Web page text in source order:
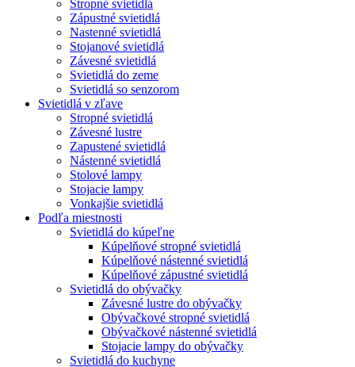
Stropné svietidlá
Zápustné svietidlá
Nastenné svietidlá
Stojanové svietidlá
Závesné svietidlá
Svietidlá do zeme
Svietidlá so senzorom
Svietidlá v zľave
Stropné svietidlá
Závesné lustre
Zapustené svietidlá
Nástenné svietidlá
Stolové lampy
Stojacie lampy
Vonkajšie svietidlá
Podľa miestnosti
Svietidlá do kúpeľne
Kúpelňové stropné svietidlá
Kúpelňové nástenné svietidlá
Kúpelňové zápustné svietidlá
Svietidlá do obývačky
Závesné lustre do obývačky
Obývačkové stropné svietidlá
Obývačkové nástenné svietidlá
Stojacie lampy do obývačky
Svietidlá do kuchyne